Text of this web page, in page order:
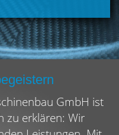
GmbH ist
zu erklären: Wir